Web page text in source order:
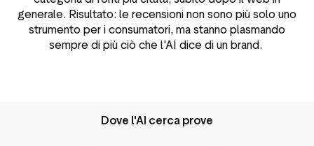
generale. Risultato: le recensioni non sono più solo uno
strumento per i consumatori, ma stanno plasmando
sempre di più ciò che l'AI dice di un brand.
Dove l'AI cerca prove